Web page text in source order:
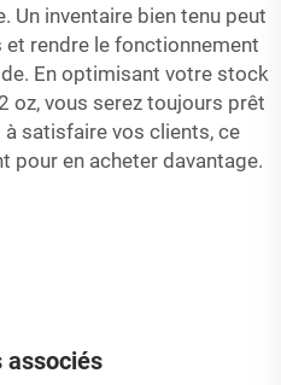
Un inventaire bien tenu peut
rendre le fonctionnement
En optimisant votre stock
oz, vous serez toujours prêt
satisfaire vos clients, ce
pour en acheter davantage.
associés